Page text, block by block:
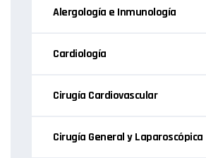
Alergología e Inmunología
Cardiología
Cirugía Cardiovascular
Cirugía General y Laparoscópica